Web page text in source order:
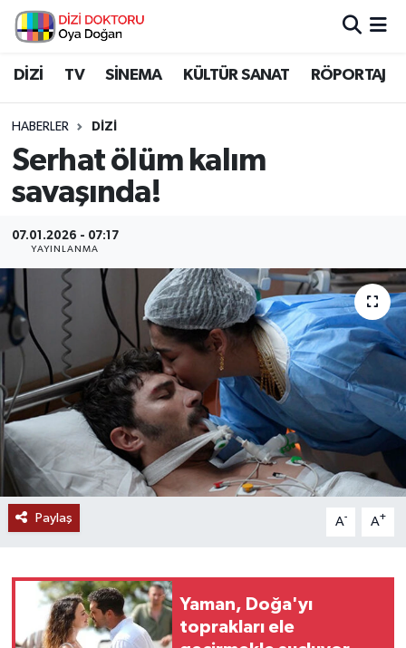
DİZİ TV SİNEMA KÜLTÜR SANAT RÖPORTAJ
HABERLER DİZİ
Serhat ölüm kalım
savaşında!
07.01.2026 - 07:17
YAYINLANMA
Paylaş A- A+
Yaman, Doğa'yı
toprakları ele
İstanbul Nöbetçi Eczaneler
İstanbul Namaz Vakitleri
İstanbul Trafik Yoğunluk Haritası
Süper Lig Puan Durumu ve Fikstür
Tüm Manşetler
Son Dakika Haberleri
Haber Arşivi